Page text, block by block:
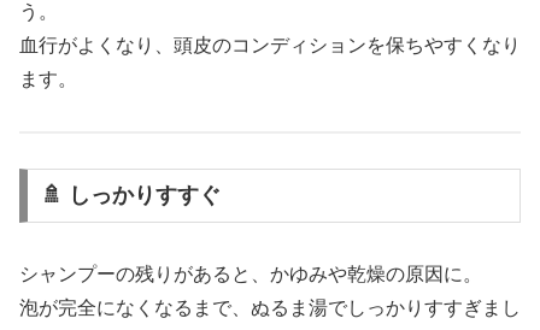
う。
血行がよくなり、頭皮のコンディションを保ちやすくなり
ます。
🚿 しっかりすすぐ
シャンプーの残りがあると、かゆみや乾燥の原因に。
泡が完全になくなるまで、ぬるま湯でしっかりすすぎまし